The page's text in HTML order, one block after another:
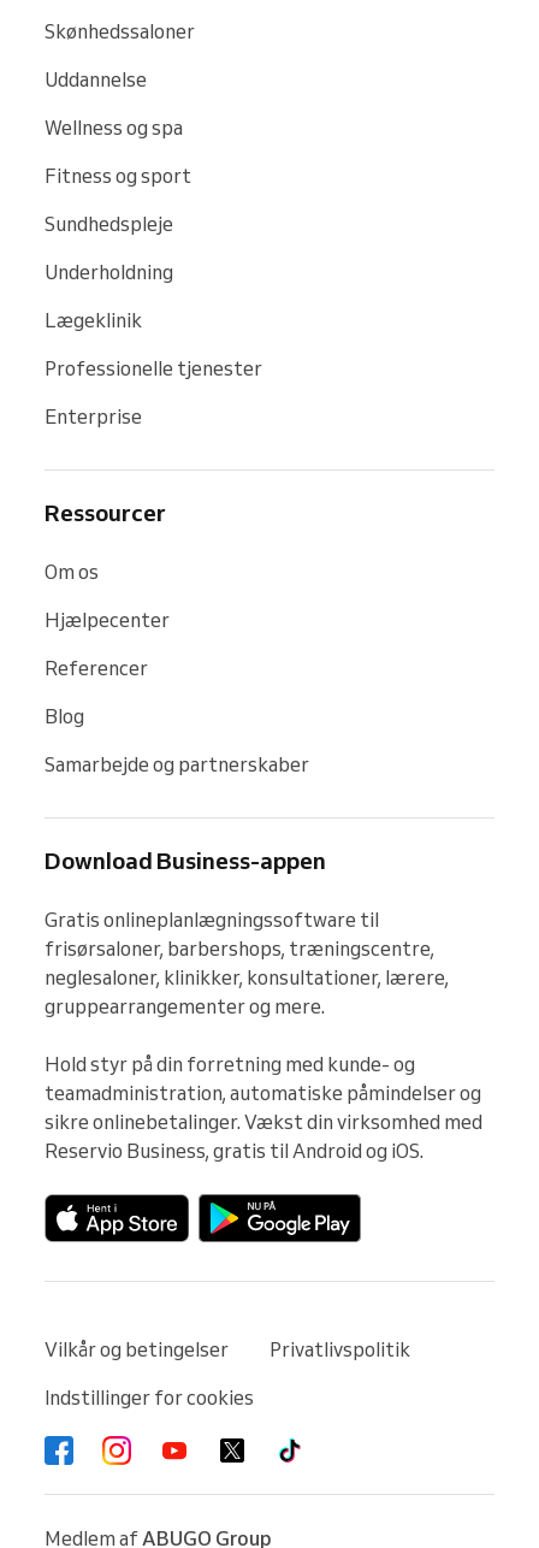
Skønhedssaloner
Uddannelse
Wellness og spa
Fitness og sport
Sundhedspleje
Underholdning
Lægeklinik
Professionelle tjenester
Enterprise
Ressourcer
Om os
Hjælpecenter
Referencer
Blog
Samarbejde og partnerskaber
Download Business-appen
Gratis onlineplanlægningssoftware til
frisørsaloner, barbershops, træningscentre,
neglesaloner, klinikker, konsultationer, lærere,
gruppearrangementer og mere.
Hold styr på din forretning med kunde- og
teamadministration, automatiske påmindelser og
sikre onlinebetalinger. Vækst din virksomhed med
Reservio Business, gratis til Android og iOS.
Vilkår og betingelser
Privatlivspolitik
Indstillinger for cookies
Medlem afABUGO Group